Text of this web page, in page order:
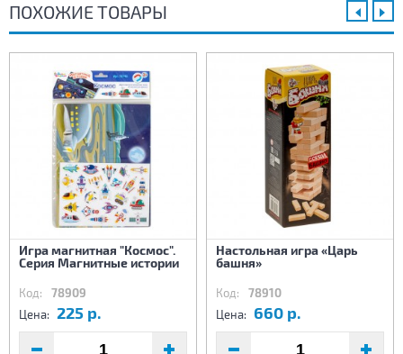
ПОХОЖИЕ ТОВАРЫ
Игра магнитная "Космос".
Серия Магнитные истории
Код: 78909
Цена: 225 р.
Настольная игра «Царь
башня»
Код: 78910
Цена: 660 р.